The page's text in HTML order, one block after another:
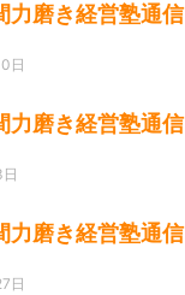
力磨き経営塾通信
日
力磨き経営塾通信
力磨き経営塾通信
日